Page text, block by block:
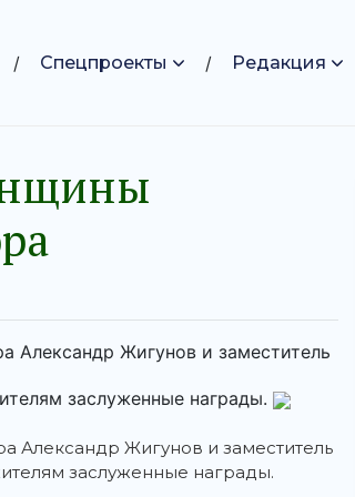
Спецпроекты Редакция
Александр Жигунов и заместитель
заслуженные награды.
Александр Жигунов и заместитель
заслуженные награды.